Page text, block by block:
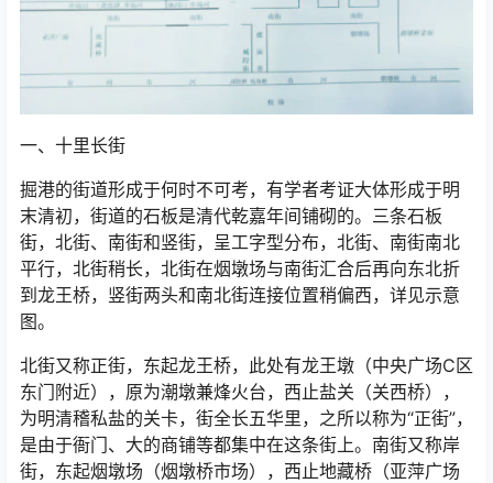
一、十里长街
掘港的街道形成于何时不可考，有学者考证大体形成于明
末清初，街道的石板是清代乾嘉年间铺砌的。三条石板
街，北街、南街和竖街，呈工字型分布，北街、南街南北
平行，北街稍长，北街在烟墩场与南街汇合后再向东北折
到龙王桥，竖街两头和南北街连接位置稍偏西，详见示意
图。
北街又称正街，东起龙王桥，此处有龙王墩（中央广场C区
东门附近），原为潮墩兼烽火台，西止盐关（关西桥），
为明清稽私盐的关卡，街全长五华里，之所以称为“正街”，
是由于衙门、大的商铺等都集中在这条街上。南街又称岸
街，东起烟墩场（烟墩桥市场），西止地藏桥（亚萍广场